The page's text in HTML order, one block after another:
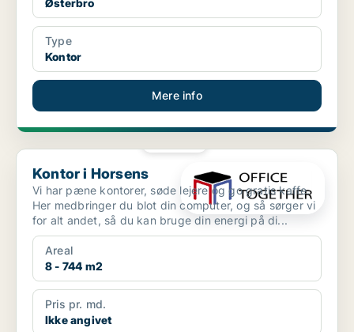
Østerbro
Type
Kontor
Mere info
Kontor i Horsens
Kontor i Horsens
Vi har pæne kontorer, søde lejere og go gratis kaffe.
Her medbringer du blot din computer, og så sørger vi
for alt andet, så du kan bruge din energi på di...
Areal
8 - 744 m2
Pris pr. md.
Ikke angivet